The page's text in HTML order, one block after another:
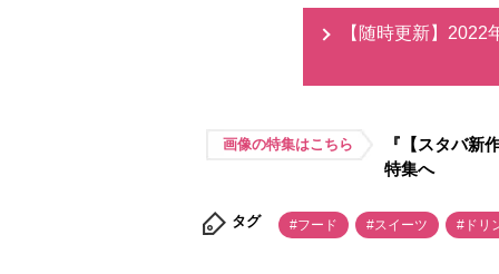
【随時更新】
画像の特集はこちら
『【スタバ新
特集へ
タグ #フード #スイーツ #ドリ